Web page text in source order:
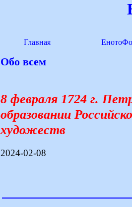
Главная
Обо всем
8 февраля 1724 г.
образовании
художеств
2024-02-08